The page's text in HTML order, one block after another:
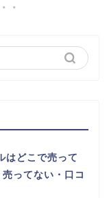
はどこで売って
ってない・口コ